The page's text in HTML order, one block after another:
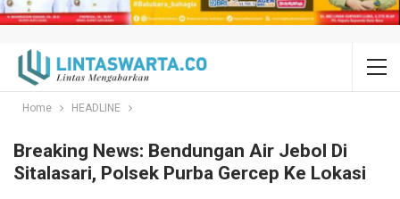
Home HEADLINE
Breaking News: Bendungan Air Jebol Di
Sitalasari, Polsek Purba Gercep Ke Lokasi